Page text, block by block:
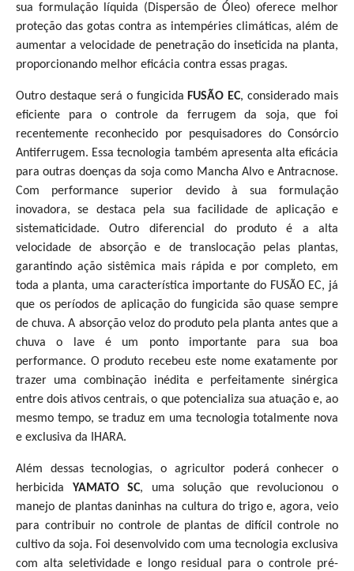
sua formulação líquida (Dispersão de Óleo) oferece melhor
proteção das gotas contra as intempéries climáticas, além de
aumentar a velocidade de penetração do inseticida na planta,
proporcionando melhor eficácia contra essas pragas.
Outro destaque será o fungicida FUSÃO EC, considerado mais
eficiente para o controle da ferrugem da soja, que foi
recentemente reconhecido por pesquisadores do Consórcio
Antiferrugem. Essa tecnologia também apresenta alta eficácia
para outras doenças da soja como Mancha Alvo e Antracnose.
Com performance superior devido à sua formulação
inovadora, se destaca pela sua facilidade de aplicação e
sistematicidade. Outro diferencial do produto é a alta
velocidade de absorção e de translocação pelas plantas,
garantindo ação sistêmica mais rápida e por completo, em
toda a planta, uma característica importante do FUSÃO EC, já
que os períodos de aplicação do fungicida são quase sempre
de chuva. A absorção veloz do produto pela planta antes que a
chuva o lave é um ponto importante para sua boa
performance. O produto recebeu este nome exatamente por
trazer uma combinação inédita e perfeitamente sinérgica
entre dois ativos centrais, o que potencializa sua atuação e, ao
mesmo tempo, se traduz em uma tecnologia totalmente nova
e exclusiva da IHARA.
Além dessas tecnologias, o agricultor poderá conhecer o
herbicida YAMATO SC, uma solução que revolucionou o
manejo de plantas daninhas na cultura do trigo e, agora, veio
para contribuir no controle de plantas de difícil controle no
cultivo da soja. Foi desenvolvido com uma tecnologia exclusiva
com alta seletividade e longo residual para o controle pré-